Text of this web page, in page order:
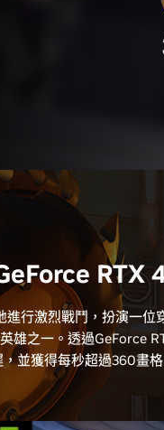
RTX
進行激烈戰鬥，扮演一位
雄之一。透過GeForce
，並獲得每秒超過360畫